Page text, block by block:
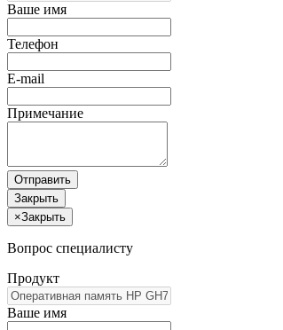
Ваше имя
Телефон
E-mail
Примечание
Отправить
Закрыть
×Закрыть
Вопрос специалисту
Продукт
Ваше имя